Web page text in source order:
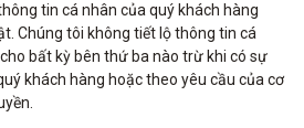
tin cá nhân của quý khách hàng
Chúng tôi không tiết lộ thông tin cá
bất kỳ bên thứ ba nào trừ khi có sự
khách hàng hoặc theo yêu cầu của cơ